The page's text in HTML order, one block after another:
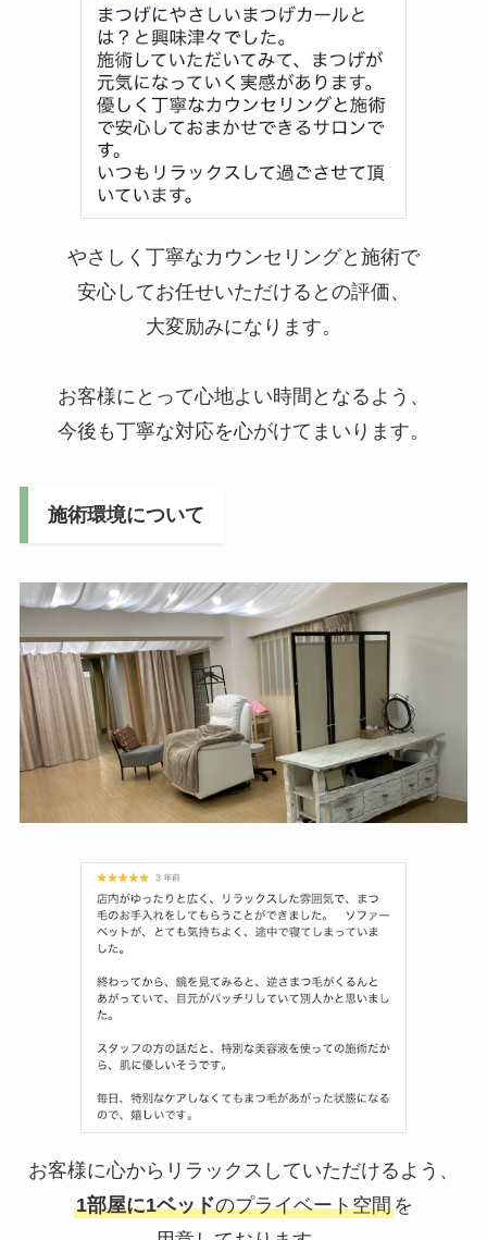
やさしく丁寧なカウンセリングと施術で
安心してお任せいただけるとの評価、
大変励みになります。
お客様にとって心地よい時間となるよう、
今後も丁寧な対応を心がけてまいります。
施術環境について
お客様に心からリラックスしていただけるよう、
1部屋に1ベッドのプライベート空間を